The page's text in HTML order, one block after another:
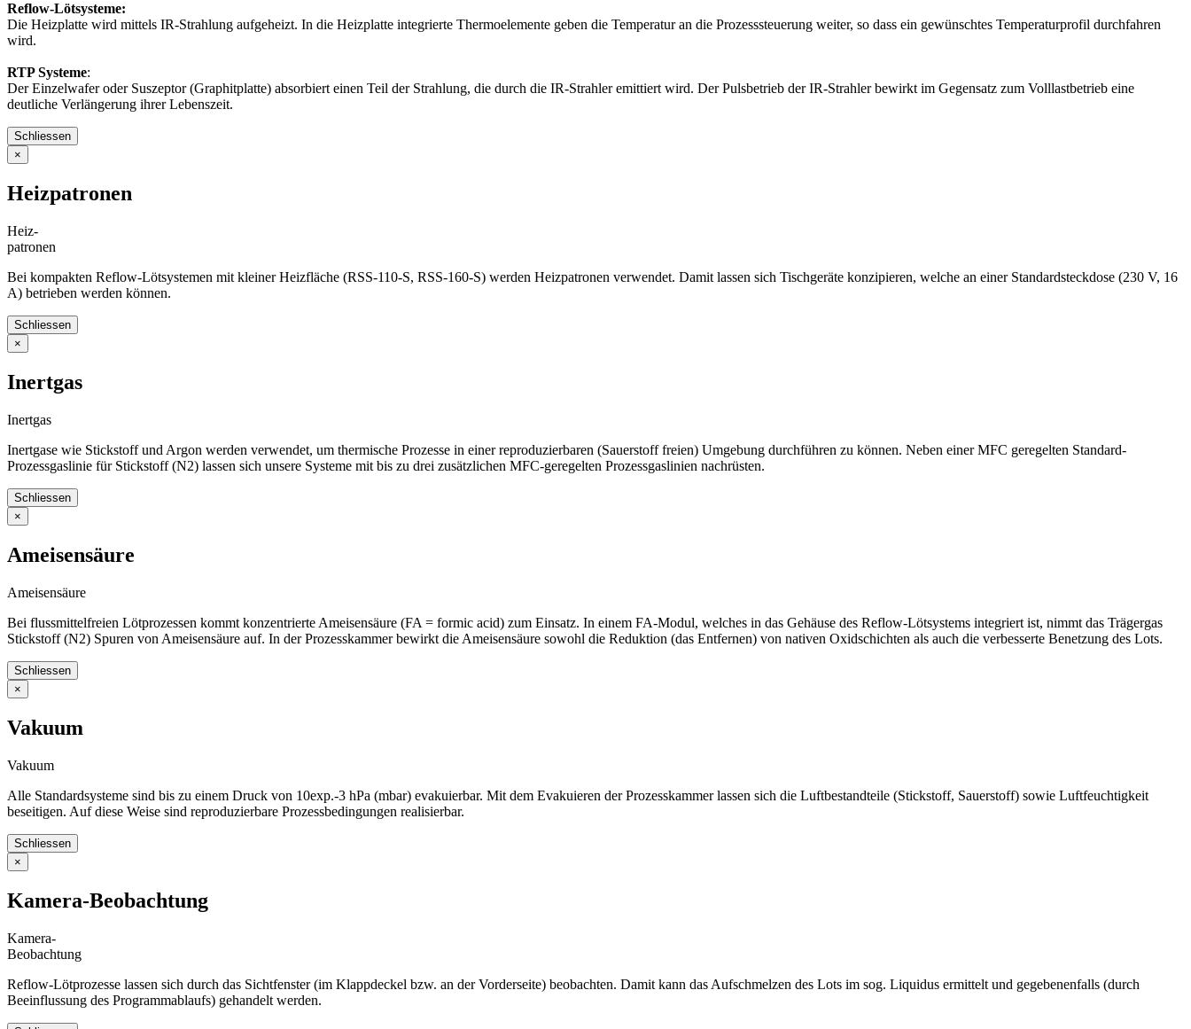
Reflow-Lötsysteme:
Die Heizplatte wird mittels IR-Strahlung aufgeheizt. In die Heizplatte integrierte Thermoelemente geben die Temperatur an die Prozesssteuerung weiter, so dass ein gewünschtes Temperaturprofil durchfahren
wird.
RTP Systeme:
Der Einzelwafer oder Suszeptor (Graphitplatte) absorbiert einen Teil der Strahlung, die durch die IR-Strahler emittiert wird. Der Pulsbetrieb der IR-Strahler bewirkt im Gegensatz zum Volllastbetrieb eine
deutliche Verlängerung ihrer Lebenszeit.
Schliessen
×
Heizpatronen
Heiz-
patronen
Bei kompakten Reflow-Lötsystemen mit kleiner Heizfläche (RSS-110-S, RSS-160-S) werden Heizpatronen verwendet. Damit lassen sich Tischgeräte konzipieren, welche an einer Standardsteckdose (230 V, 16
A) betrieben werden können.
Schliessen
×
Inertgas
Inertgas
Inertgase wie Stickstoff und Argon werden verwendet, um thermische Prozesse in einer reproduzierbaren (Sauerstoff freien) Umgebung durchführen zu können. Neben einer MFC geregelten Standard-
Prozessgaslinie für Stickstoff (N2) lassen sich unsere Systeme mit bis zu drei zusätzlichen MFC-geregelten Prozessgaslinien nachrüsten.
Schliessen
×
Ameisensäure
Ameisensäure
Bei flussmittelfreien Lötprozessen kommt konzentrierte Ameisensäure (FA = formic acid) zum Einsatz. In einem FA-Modul, welches in das Gehäuse des Reflow-Lötsystems integriert ist, nimmt das Trägergas
Stickstoff (N2) Spuren von Ameisensäure auf. In der Prozesskammer bewirkt die Ameisensäure sowohl die Reduktion (das Entfernen) von nativen Oxidschichten als auch die verbesserte Benetzung des Lots.
Schliessen
×
Vakuum
Vakuum
Alle Standardsysteme sind bis zu einem Druck von 10exp.-3 hPa (mbar) evakuierbar. Mit dem Evakuieren der Prozesskammer lassen sich die Luftbestandteile (Stickstoff, Sauerstoff) sowie Luftfeuchtigkeit
beseitigen. Auf diese Weise sind reproduzierbare Prozessbedingungen realisierbar.
Schliessen
×
Kamera-Beobachtung
Kamera-
Beobachtung
Reflow-Lötprozesse lassen sich durch das Sichtfenster (im Klappdeckel bzw. an der Vorderseite) beobachten. Damit kann das Aufschmelzen des Lots im sog. Liquidus ermittelt und gegebenenfalls (durch
Beeinflussung des Programmablaufs) gehandelt werden.